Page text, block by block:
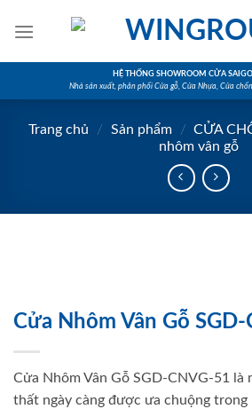
HỆ THỐNG SHOWROOM CỬA
Nhà sản xuất, phân phối Cửa gỗ, Cửa Nhựa, Cửa
Trang chủ / Sản phẩm / CỬA
nhôm vân gỗ
Cửa Nhôm Vân Gỗ
Cửa Nhôm Vân Gỗ SGD-CNVG-51 là
thất ngày càng được ưa chuộng trong